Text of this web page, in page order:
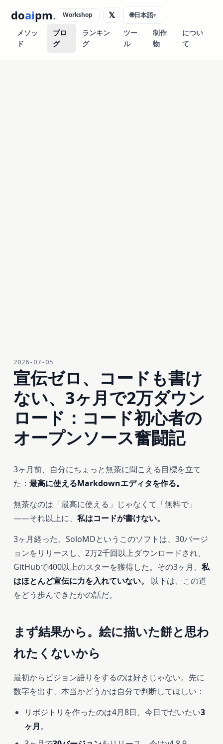
doaipm.
メソッ
ド
ブロ
グ
ランキン
グ
ツー
ル
制作
物
につい
て
Workshop 𝕏 🌐日本語▾
2026-07-05
宣伝ゼロ、コードも書け
ない、3ヶ月で2万ダウン
ロード：コード初心者の
オープンソース奮闘記
3ヶ月前、自分にちょっと無茶に聞こえる目標を立て
た： 最高に使えるMarkdownエディタを作る。
無茶なのは「最高に使える」じゃなくて「無料で」
――それ以上に、 私はコードが書けない。
3ヶ月経った。SoloMDというこのソフトは、30バージ
ョンをリリースし、2万2千回以上ダウンロードされ、
GitHubで400以上のスターを獲得した。その3ヶ月、 私
はほとんど宣伝に力を入れていない。
以下は、この道
をどう歩んできたかの話だ。
まず結果から。絵に描いた餅と思わ
れたくないから
最初からビジョン語りをするのは好きじゃない。先に
数字を出す、本当かどうかは自分で判断してほしい：
リポジトリを作ったのは4月8日、今日でだいたい3
ヶ月。